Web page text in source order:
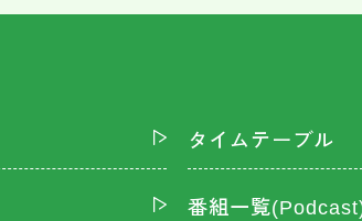
タイムテーブル
番組一覧